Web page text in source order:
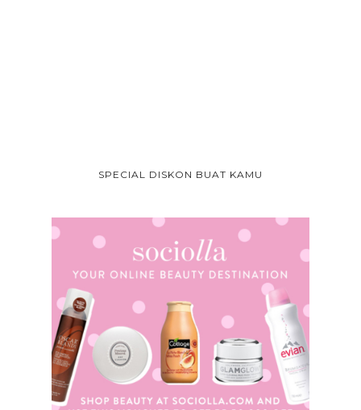
SPECIAL DISKON BUAT KAMU